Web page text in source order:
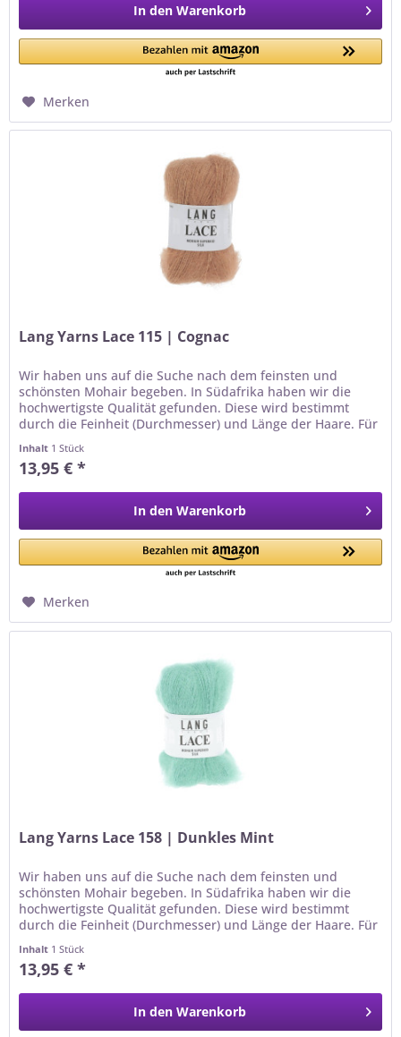
In den Warenkorb
Merken
Lang Yarns Lace 115 | Cognac
Wir haben uns auf die Suche nach dem feinsten und
schönsten Mohair begeben. In Südafrika haben wir die
hochwertigste Qualität gefunden. Diese wird bestimmt
durch die Feinheit (Durchmesser) und Länge der Haare. Für
Inhalt 1 Stück
13,95 € *
In den Warenkorb
Merken
Lang Yarns Lace 158 | Dunkles Mint
Wir haben uns auf die Suche nach dem feinsten und
schönsten Mohair begeben. In Südafrika haben wir die
hochwertigste Qualität gefunden. Diese wird bestimmt
durch die Feinheit (Durchmesser) und Länge der Haare. Für
Inhalt 1 Stück
13,95 € *
In den Warenkorb